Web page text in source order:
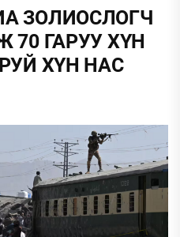
ЗОЛИОСЛОГЧ
70 ГАРУУ ХҮН
ХҮН НАС